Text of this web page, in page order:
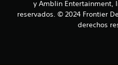
y Amblin Entertainment,
reservados. © 2024 Frontier
derechos